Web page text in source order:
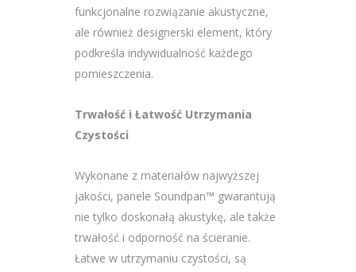
funkcjonalne rozwiązanie akustyczne,
ale również designerski element, który
podkreśla indywidualność każdego
pomieszczenia.
Trwałość i Łatwość Utrzymania
Czystości
Wykonane z materiałów najwyższej
jakości, panele Soundpan™ gwarantują
nie tylko doskonałą akustykę, ale także
trwałość i odporność na ścieranie.
Łatwe w utrzymaniu czystości, są